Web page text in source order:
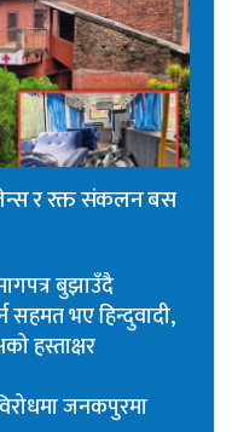
र रक्त संकलन बस
बुझाउँदै
सहमत भए हिन्दुवादी,
हस्ताक्षर
जनकपुरमा